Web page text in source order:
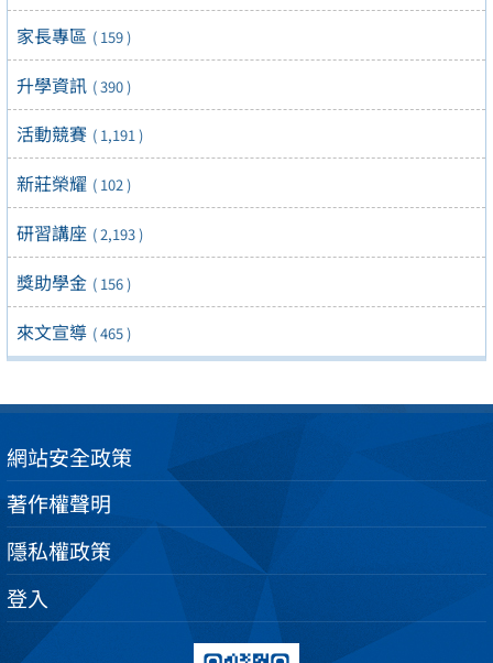
家長專區 ( 159 )
升學資訊 ( 390 )
活動競賽 ( 1,191 )
新莊榮耀 ( 102 )
研習講座 ( 2,193 )
獎助學金 ( 156 )
來文宣導 ( 465 )
網站安全政策
著作權聲明
隱私權政策
登入